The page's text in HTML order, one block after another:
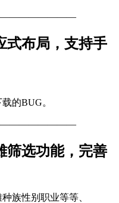
式布局，支持手
的BUG。
筛选功能，完善
族性别职业等等、